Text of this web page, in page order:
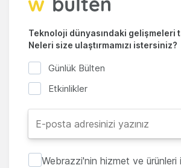
Teknoloji dünyasındaki gelişmeleri
Neleri size ulaştırmamızı istersiniz?
Günlük Bülten
Etkinlikler
Webrazzi'nin hizmet ve ürünleri